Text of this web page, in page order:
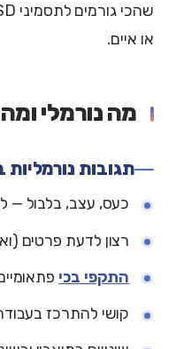
או איים.
מה נורמלי
תגובות
כעס, עצב, בלבול —
רצון לדעת פרטים
התקפי בכי
קושי להתרכז